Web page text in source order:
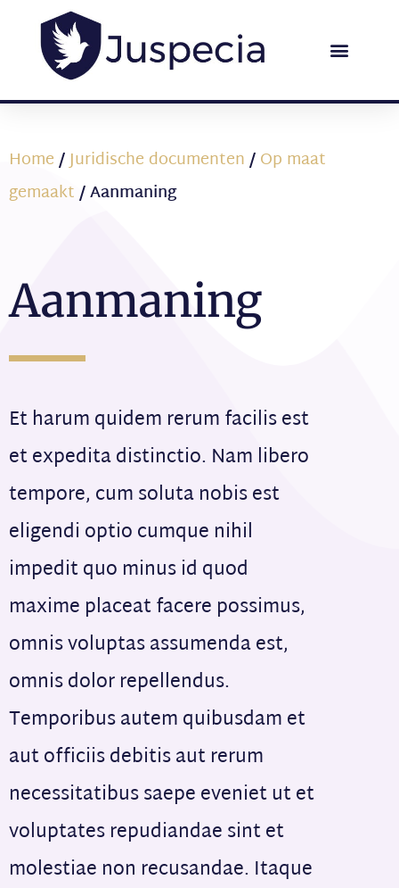
Home/Juridische documenten/Op maat
gemaakt/ Aanmaning
Aanmaning
Et harum quidem rerum facilis est
et expedita distinctio. Nam libero
tempore, cum soluta nobis est
eligendi optio cumque nihil
impedit quo minus id quod
maxime placeat facere possimus,
omnis voluptas assumenda est,
omnis dolor repellendus.
Temporibus autem quibusdam et
aut officiis debitis aut rerum
necessitatibus saepe eveniet ut et
voluptates repudiandae sint et
molestiae non recusandae. Itaque